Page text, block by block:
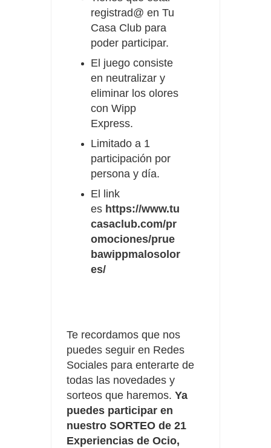
registrad@ en Tu
Casa Club para
poder participar.
El juego consiste
en neutralizar y
eliminar los olores
con Wipp
Express.
Limitado a 1
participación por
persona y día.
El link
es https://www.tu
casaclub.com/pr
omociones/prue
bawippmalosolor
es/
Te recordamos que nos
puedes seguir en Redes
Sociales para enterarte de
todas las novedades y
sorteos que haremos. Ya
puedes participar en
nuestro SORTEO de 21
Experiencias de Ocio,